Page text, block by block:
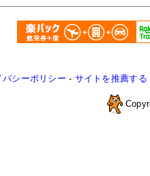
バシーポリシー - サイトを推薦する